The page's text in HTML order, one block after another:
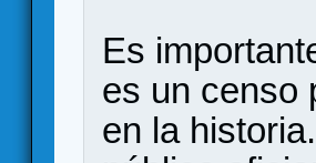
Es
es un censo
en la